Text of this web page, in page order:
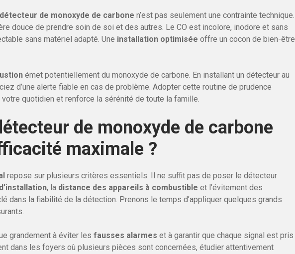
détecteur de monoxyde de carbone n’est pas seulement une contrainte technique.
douce de prendre soin de soi et des autres. Le CO est incolore, inodore et sans
sans matériel adapté. Une installation optimisée offre un cocon de bien-être
émet potentiellement du monoxyde de carbone. En installant un détecteur au
d’une alerte fiable en cas de problème. Adopter cette routine de prudence
votre quotidien et renforce la sérénité de toute la famille.
de monoxyde de carbone
maximale ?
repose sur plusieurs critères essentiels. Il ne suffit pas de poser le détecteur
, la distance des appareils à combustible et l’évitement des
dans la fiabilité de la détection. Prenons le temps d’appliquer quelques grands
grandement à éviter les fausses alarmes et à garantir que chaque signal est pris
dans les foyers où plusieurs pièces sont concernées, étudier attentivement